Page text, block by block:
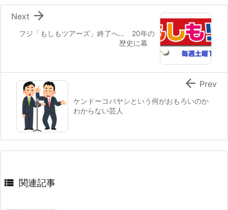
フジ「もしもツアーズ」終了へ… 20年の
歴史に幕

Next
ケンドーコバヤシという何がおもろいのか
わからない芸人
 Prev
 関連記事